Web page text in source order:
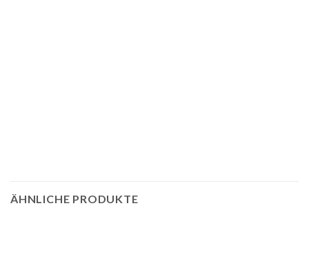
ÄHNLICHE PRODUKTE